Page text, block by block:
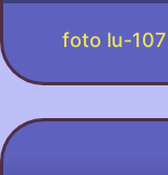
foto lu-107